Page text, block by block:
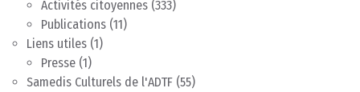
Activités citoyennes (333)
Publications (11)
Liens utiles (1)
Presse (1)
Samedis Culturels de l'ADTF (55)